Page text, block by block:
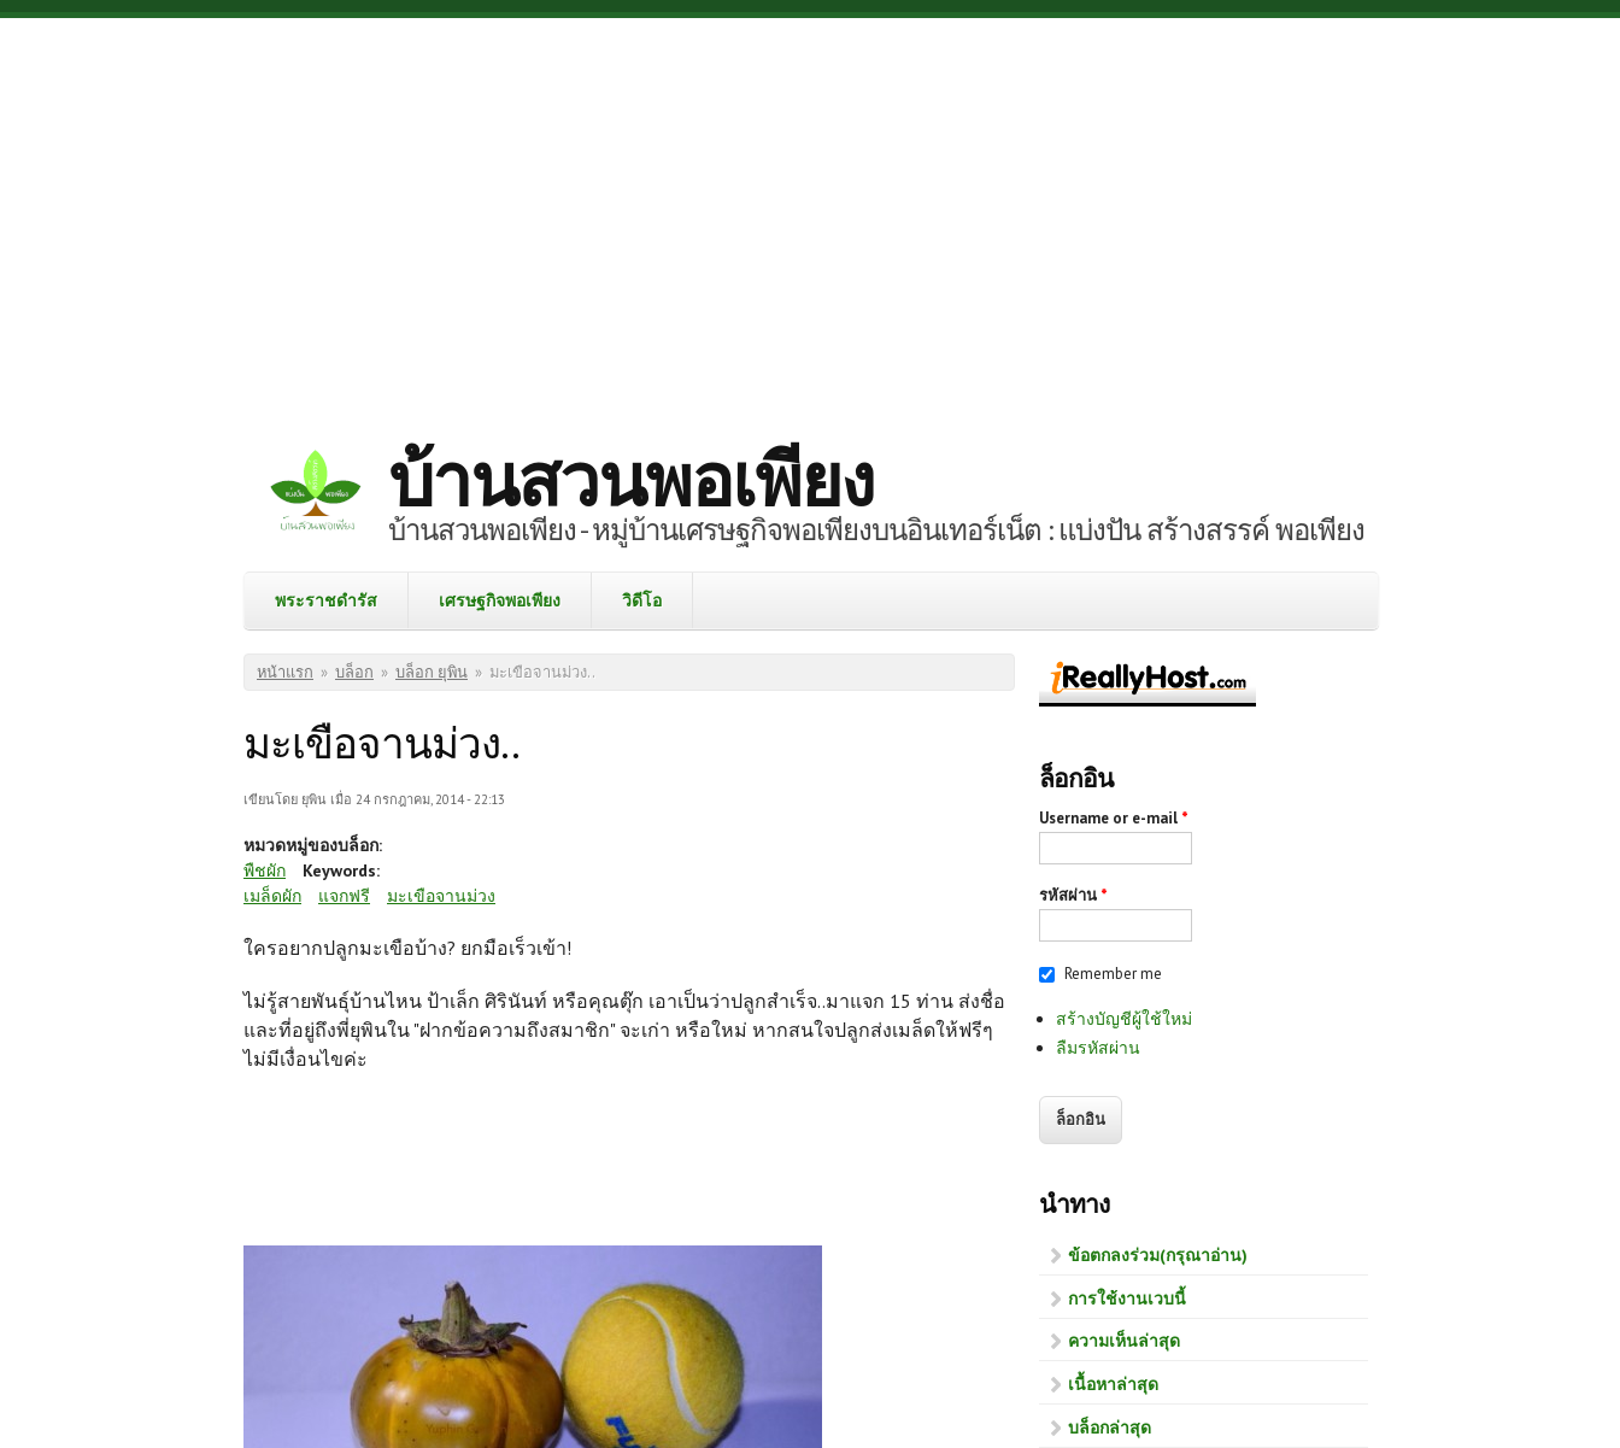
Skip to main content
บ้านสวนพอเพียง
บ้านสวนพอเพียง - หมู่บ้านเศรษฐกิจพอเพียงบนอินเทอร์เน็ต : แบ่งปัน สร้างสรรค์ พอเพียง
พระราชดำรัส เศรษฐกิจพอเพียง วิดีโอ
คุณอยู่ที่นี่
หน้าแรก » บล็อก » บล็อก ยุพิน » มะเขือจานม่วง..
มะเขือจานม่วง..
เขียนโดย ยุพิน เมื่อ 24 กรกฎาคม, 2014 - 22:13
หมวดหมู่ของบล็อก:
พืชผัก
Keywords:
เมล็ดผัก
แจกฟรี มะเขือจานม่วง
ใครอยากปลูกมะเขือบ้าง? ยกมือเร็วเข้า!
ไม่รู้สายพันธุ์บ้านไหน ป้าเล็ก ศิรินันท์ หรือคุณตุ๊ก เอาเป็นว่าปลูกสำเร็จ..มาแจก 15 ท่าน ส่งชื่อ
และที่อยู่ถึงพี่ยุพินใน "ฝากข้อความถึงสมาชิก" จะเก่า หรือใหม่ หากสนใจปลูกส่งเมล็ดให้ฟรีๆ
ไม่มีเงื่อนไขค่ะ
ล็อกอิน
Username or e-mail *
รหัสผ่าน *
Remember me
สร้างบัญชีผู้ใช้ใหม่
ลืมรหัสผ่าน
นำทาง
ข้อตกลงร่วม(กรุณาอ่าน)
การใช้งานเวบนี้
ความเห็นล่าสุด
เนื้อหาล่าสุด
บล็อกล่าสุด